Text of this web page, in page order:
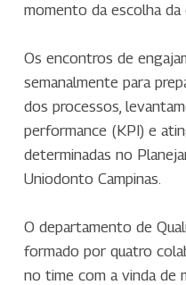
momento da escolha da
Os encontros de
semanalmente para
dos processos,
performance (KPI) e
determinadas no
Uniodonto Campinas.
O departamento de
formado por quatro
no time com a vinda de